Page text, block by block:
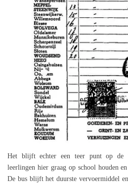
Het blijft echter een teer punt op de
leerlingen hier graag op school houden
De bus blijft het duurste vervoermiddel